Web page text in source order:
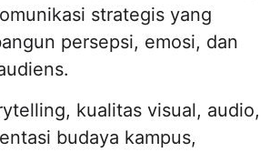
strategis yang
persepsi, emosi, dan
kualitas visual, audio,
budaya kampus,